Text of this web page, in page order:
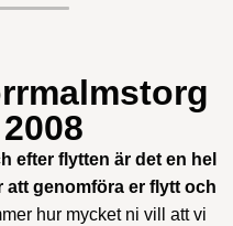
efter flytten är det en hel
att genomföra er flytt och
hur mycket ni vill att vi